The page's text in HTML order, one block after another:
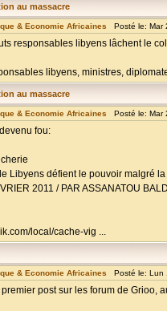
au massacre
& Economie Africaines Posté le: Mar
responsables libyens lâchent le
libyens, ministres,
au massacre
& Economie Africaines Posté le: Mar
fou:
Libyens défient le pouvoir malgré
2011 / PAR ASSANATOU
local/cache-vig ...
& Economie Africaines Posté le: Lun
post sur les forum de Grioo,